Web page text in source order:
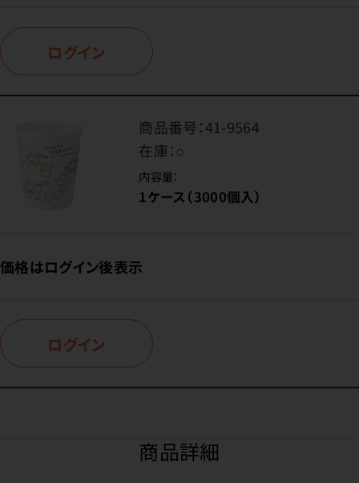
ログイン
商品番号：41-9564
在庫：○
内容量：
1ケース（3000個入）
価格はログイン後表示
ログイン
商品詳細